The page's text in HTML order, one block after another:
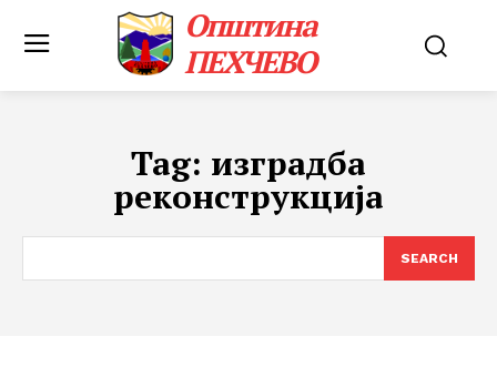
Општина
ПЕХЧЕВО
Tag: изградба
реконструкција
SEARCH